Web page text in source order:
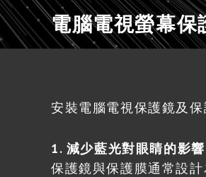
電腦電視螢幕
安裝電腦電視保護鏡及
1. 減少藍光對眼睛的影響
保護鏡與保護膜通常設